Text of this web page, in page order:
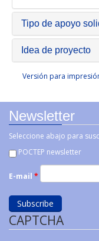
Tipo de apoyo
Idea de proyecto
Versión para
Newsletter
Seleccione abajo para
POCTEP newsletter
E-mail *
CAPTCHA